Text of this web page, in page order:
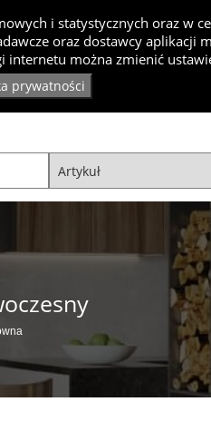
Specjaliści
i statystycznych oraz w
oraz dostawcy aplikacji
internetu można zmienić
prywatności